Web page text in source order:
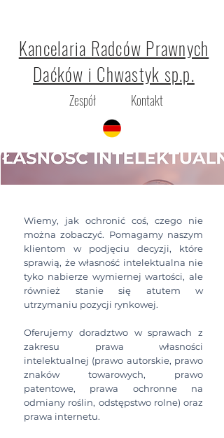
Kancelaria Radców Prawnych
Daćków i Chwastyk sp.p.
Zespół Kontakt
Wiemy, jak ochronić coś, czego nie
można zobaczyć. Pomagamy naszym
klientom w podjęciu decyzji, które
sprawią, że własność intelektualna nie
tyko nabierze wymiernej wartości, ale
również stanie się atutem w
utrzymaniu pozycji rynkowej.
Oferujemy doradztwo w sprawach z
zakresu prawa własności
intelektualnej (prawo autorskie, prawo
znaków towarowych, prawo
patentowe, prawa ochronne na
odmiany roślin, odstępstwo rolne) oraz
prawa internetu.